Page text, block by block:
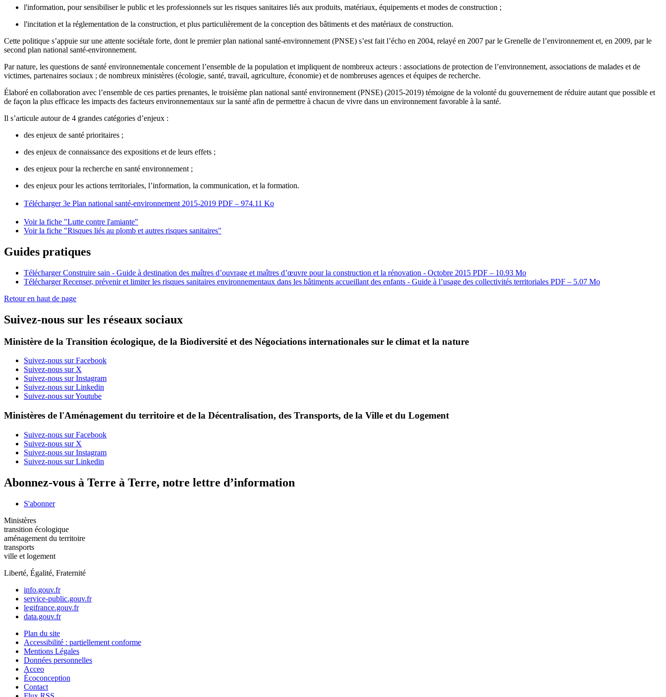
l'information, pour sensibiliser le public et les professionnels sur les risques sanitaires liés aux produits, matériaux, équipements et modes de construction ;
l'incitation et la réglementation de la construction, et plus particulièrement de la conception des bâtiments et des matériaux de construction.
Cette politique s’appuie sur une attente sociétale forte, dont le premier plan national santé-environnement (PNSE) s’est fait l’écho en 2004, relayé en 2007 par le Grenelle de l’environnement et, en 2009, par le
second plan national santé-environnement.
Par nature, les questions de santé environnementale concernent l’ensemble de la population et impliquent de nombreux acteurs : associations de protection de l’environnement, associations de malades et de
victimes, partenaires sociaux ; de nombreux ministères (écologie, santé, travail, agriculture, économie) et de nombreuses agences et équipes de recherche.
Élaboré en collaboration avec l’ensemble de ces parties prenantes, le troisième plan national santé environnement (PNSE) (2015-2019) témoigne de la volonté du gouvernement de réduire autant que possible et
de façon la plus efficace les impacts des facteurs environnementaux sur la santé afin de permettre à chacun de vivre dans un environnement favorable à la santé.
Il s’articule autour de 4 grandes catégories d’enjeux :
des enjeux de santé prioritaires ;
des enjeux de connaissance des expositions et de leurs effets ;
des enjeux pour la recherche en santé environnement ;
des enjeux pour les actions territoriales, l’information, la communication, et la formation.
Télécharger 3e Plan national santé-environnement 2015-2019 PDF – 974.11 Ko
Voir la fiche "Lutte contre l'amiante"
Voir la fiche "Risques liés au plomb et autres risques sanitaires"
Guides pratiques
Télécharger Construire sain - Guide à destination des maîtres d’ouvrage et maîtres d’œuvre pour la construction et la rénovation - Octobre 2015 PDF – 10.93 Mo
Télécharger Recenser, prévenir et limiter les risques sanitaires environnementaux dans les bâtiments accueillant des enfants - Guide à l’usage des collectivités territoriales PDF – 5.07 Mo
Retour en haut de page
Suivez-nous sur les réseaux sociaux
Ministère de la Transition écologique, de la Biodiversité et des Négociations internationales sur le climat et la nature
Suivez-nous sur Facebook
Suivez-nous sur X
Suivez-nous sur Instagram
Suivez-nous sur Linkedin
Suivez-nous sur Youtube
Ministères de l'Aménagement du territoire et de la Décentralisation, des Transports, de la Ville et du Logement
Suivez-nous sur Facebook
Suivez-nous sur X
Suivez-nous sur Instagram
Suivez-nous sur Linkedin
Abonnez-vous à Terre à Terre, notre lettre d’information
S'abonner
Ministères
transition écologique
aménagement du territoire
transports
ville et logement
Liberté, Égalité, Fraternité
info.gouv.fr
service-public.gouv.fr
legifrance.gouv.fr
data.gouv.fr
Plan du site
Accessibilité : partiellement conforme
Mentions Légales
Données personnelles
Acceo
Écoconception
Contact